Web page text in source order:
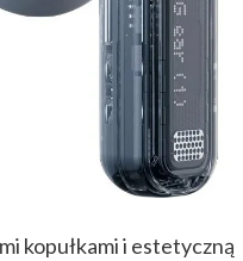
kopułkami i estetyczną